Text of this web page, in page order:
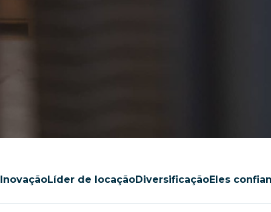
InovaçãoLíder de locaçãoDiversificaçãoEles